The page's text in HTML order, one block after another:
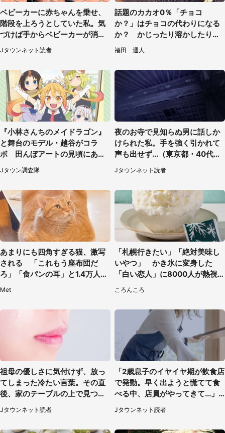
ベビーカーに赤ちゃんを乗せ、
階段を上ろうとしていた私。気
づけば手からベビーカーが消え
ていて（神奈川県・60代女性）
Jタウンネット読者
話題のカカオ0％「チョコ
か？」はチョコの代わりになる
か？ かじったり溶かしたりし
て食べてみた
福田 週人
『小林さんちのメイドラゴン』
と舞台のモデル・越谷がコラ
ボ 田んぼアートの見頃にあわ
せて企画続々【7／31～】
Jタウン調査隊
夜のお寺で見知らぬ男に話しか
けられた私。手を強く引かれて
声も出せず...（東京都・40代女
Jタウンネット読者
あまりにも四角すぎる猫、激写
される 「これもう座布団だ
ろ」「食パンの耳」と1.4万人困
Met
「札幌行きたい」「絶対美味し
いやつ」 かき氷に変身した
「白い恋人」に8000人が熱視
ころんころ
祖母の優しさに気付けず、放っ
てしまった冷たい言葉。その直
後、家のテーブルの上で見つけ
たものは（福岡県・30代女性）
Jタウンネット読者
「2歳息子のイヤイヤ期が飲食店
で発動。早く出ようと慌てて食
べる中、店員がやってきて...」
（岡山県・40代女性）
Jタウンネット読者